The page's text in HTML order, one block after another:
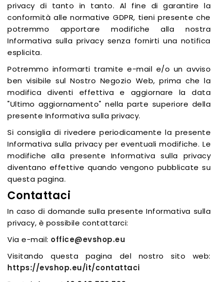
privacy di tanto in tanto. Al fine di garantire la
conformità alle normative GDPR, tieni presente che
potremmo apportare modifiche alla nostra
Informativa sulla privacy senza fornirti una notifica
esplicita.
Potremmo informarti tramite e-mail e/o un avviso
ben visibile sul Nostro Negozio Web, prima che la
modifica diventi effettiva e aggiornare la data
"Ultimo aggiornamento" nella parte superiore della
presente Informativa sulla privacy.
Si consiglia di rivedere periodicamente la presente
Informativa sulla privacy per eventuali modifiche. Le
modifiche alla presente Informativa sulla privacy
diventano effettive quando vengono pubblicate su
questa pagina.
Contattaci
In caso di domande sulla presente Informativa sulla
privacy, è possibile contattarci:
Via e-mail: office@evshop.eu
Visitando questa pagina del nostro sito web:
https://evshop.eu/it/contattaci